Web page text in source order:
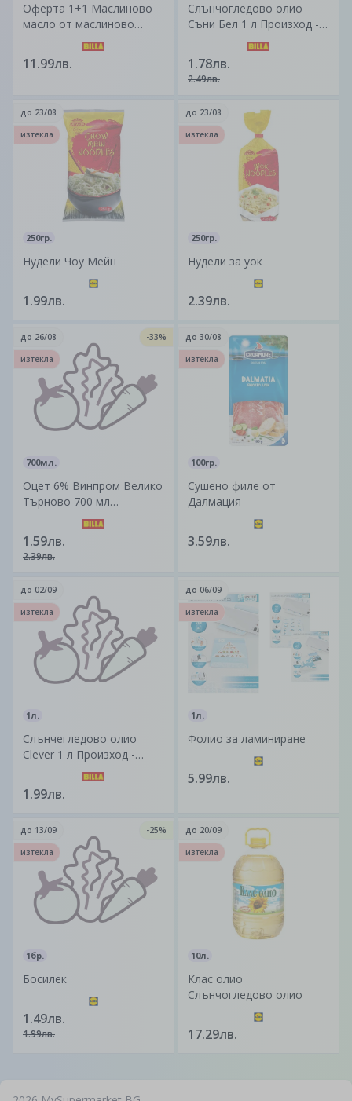
Оферта 1+1 Маслиново
масло от маслиново
кюспе Minerva 1 л Цена за
1 бр. - 11,99 Цена за 2 бр.
- 11,99 Купи 2 бр. продукт
на цената на 1 бр.
11.99лв.
Слънчогледово олио
Съни Бел 1 л Произход -
1.78лв.
2.49лв.
250гр.
Нудели Чоу Мейн
1.99лв.
до 23/08
изтекла
250гр.
Нудели за уок
2.39лв.
до 23/08
изтекла
700мл.
Оцет 6% Винпром Велико
Търново 700 мл
Произход - България
1.59лв.
2.39лв.
до 26/08
-33%
изтекла
100гр.
Сушено филе от
Далмация
3.59лв.
до 30/08
изтекла
1л.
Слънчегледово олио
Clever 1 л Произход -
1.99лв.
до 02/09
изтекла
1л.
Фолио за ламиниране
5.99лв.
до 06/09
изтекла
1бр.
Босилек
1.49лв.
1.99лв.
до 13/09
-25%
изтекла
10л.
Клас олио
Слънчогледово олио
17.29лв.
до 20/09
изтекла